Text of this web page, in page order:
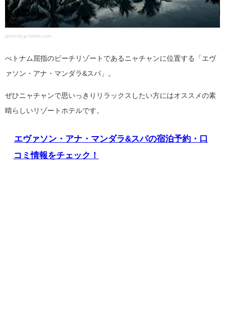
photo by jp.hotels.com
べトナム屈指のビーチリゾートであるニャチャンに位置する「エヴ
ァソン・アナ・マンダラ&スパ」。
ぜひニャチャンで思いっきりリラックスしたい方にはオススメの素
晴らしいリゾートホテルです。
エヴァソン・アナ・マンダラ&スパの宿泊予約・口
コミ情報をチェック！